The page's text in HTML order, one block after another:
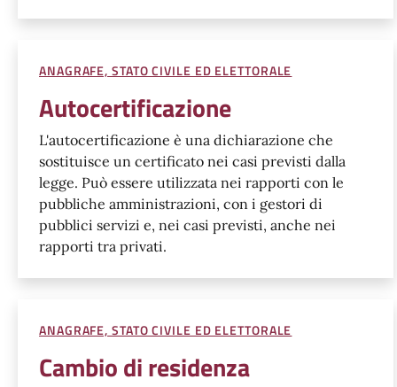
ANAGRAFE, STATO CIVILE ED ELETTORALE
Autocertificazione
L'autocertificazione è una dichiarazione che
sostituisce un certificato nei casi previsti dalla
legge. Può essere utilizzata nei rapporti con le
pubbliche amministrazioni, con i gestori di
pubblici servizi e, nei casi previsti, anche nei
rapporti tra privati.
ANAGRAFE, STATO CIVILE ED ELETTORALE
Cambio di residenza